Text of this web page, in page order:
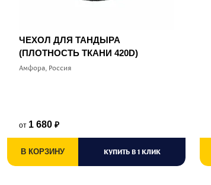
ЧЕХОЛ ДЛЯ ТАНДЫРА
(ПЛОТНОСТЬ ТКАНИ 420D)
Амфора, Россия
от 1 680 ₽
В КОРЗИНУ КУПИТЬ В 1 КЛИК